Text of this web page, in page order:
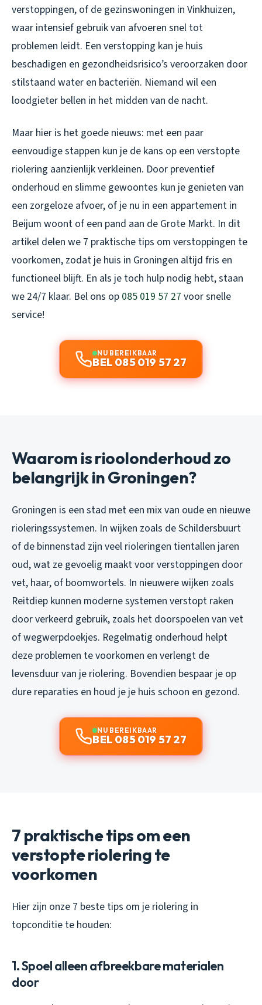
verstoppingen, of de gezinswoningen in Vinkhuizen,
waar intensief gebruik van afvoeren snel tot
problemen leidt. Een verstopping kan je huis
beschadigen en gezondheidsrisico’s veroorzaken door
stilstaand water en bacteriën. Niemand wil een
loodgieter bellen in het midden van de nacht.
Maar hier is het goede nieuws: met een paar
eenvoudige stappen kun je de kans op een verstopte
riolering aanzienlijk verkleinen. Door preventief
onderhoud en slimme gewoontes kun je genieten van
een zorgeloze afvoer, of je nu in een appartement in
Beijum woont of een pand aan de Grote Markt. In dit
artikel delen we 7 praktische tips om verstoppingen te
voorkomen, zodat je huis in Groningen altijd fris en
functioneel blijft. En als je toch hulp nodig hebt, staan
we 24/7 klaar. Bel ons op 085 019 57 27 voor snelle
service!
NU BEREIKBAAR
BEL 085 019 57 27
Waarom is rioolonderhoud zo
belangrijk in Groningen?
Groningen is een stad met een mix van oude en nieuwe
rioleringssystemen. In wijken zoals de Schildersbuurt
of de binnenstad zijn veel rioleringen tientallen jaren
oud, wat ze gevoelig maakt voor verstoppingen door
vet, haar, of boomwortels. In nieuwere wijken zoals
Reitdiep kunnen moderne systemen verstopt raken
door verkeerd gebruik, zoals het doorspoelen van vet
of wegwerpdoekjes. Regelmatig onderhoud helpt
deze problemen te voorkomen en verlengt de
levensduur van je riolering. Bovendien bespaar je op
dure reparaties en houd je je huis schoon en gezond.
NU BEREIKBAAR
BEL 085 019 57 27
7 praktische tips om een
verstopte riolering te
voorkomen
Hier zijn onze 7 beste tips om je riolering in
topconditie te houden:
1. Spoel alleen afbreekbare materialen
door